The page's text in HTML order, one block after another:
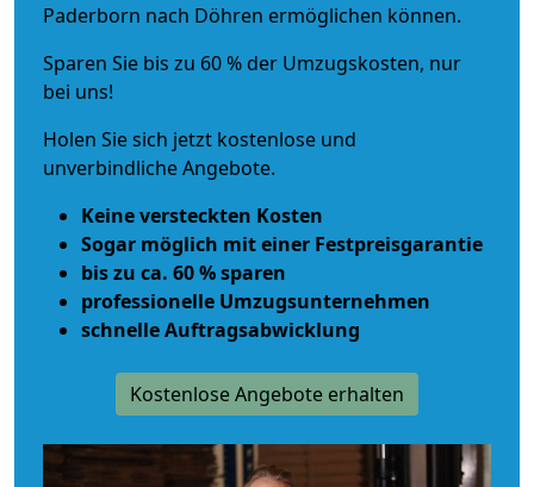
Paderborn nach Döhren ermöglichen können.
Sparen Sie bis zu 60 % der Umzugskosten, nur
bei uns!
Holen Sie sich jetzt kostenlose und
unverbindliche Angebote.
Keine versteckten Kosten
Sogar möglich mit einer Festpreisgarantie
bis zu ca. 60 % sparen
professionelle Umzugsunternehmen
schnelle Auftragsabwicklung
Kostenlose Angebote erhalten